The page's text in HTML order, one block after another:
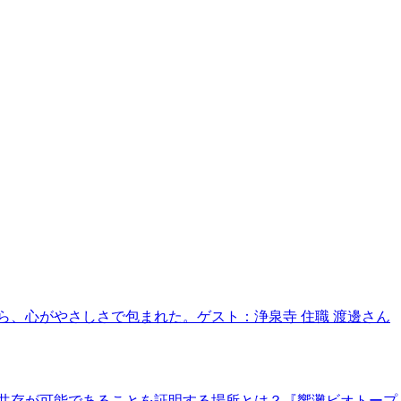
心がやさしさで包まれた。ゲスト：浄泉寺 住職 渡邊さん